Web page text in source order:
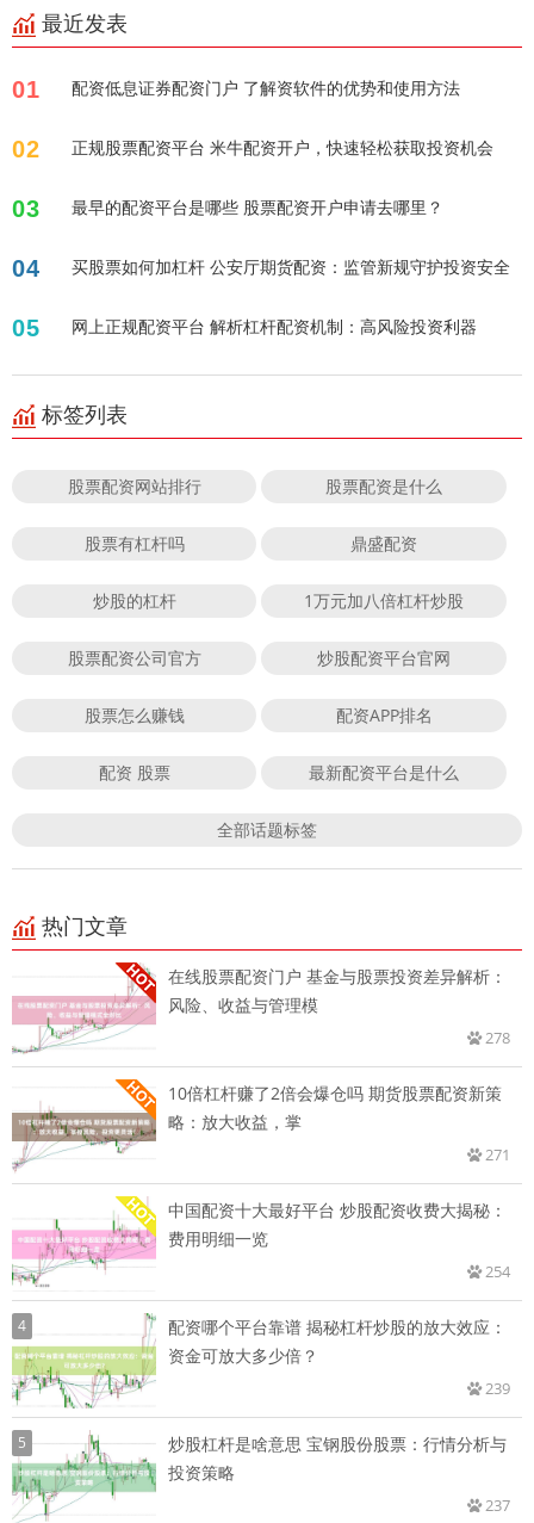
最近发表
01 配资低息证券配资门户 了解资软件的优势和使用方法
02 正规股票配资平台 米牛配资开户，快速轻松获取投资机会
03 最早的配资平台是哪些 股票配资开户申请去哪里？
04 买股票如何加杠杆 公安厅期货配资：监管新规守护投资安全
05 网上正规配资平台 解析杠杆配资机制：高风险投资利器
标签列表
股票配资网站排行 股票配资是什么
股票有杠杆吗 鼎盛配资
炒股的杠杆 1万元加八倍杠杆炒股
股票配资公司官方 炒股配资平台官网
股票怎么赚钱 配资APP排名
配资 股票 最新配资平台是什么
全部话题标签
热门文章
在线股票配资门户 基金与股票投资差异解析：
风险、收益与管理模
278
10倍杠杆赚了2倍会爆仓吗 期货股票配资新策
略：放大收益，掌
271
中国配资十大最好平台 炒股配资收费大揭秘：
费用明细一览
254
4
配资哪个平台靠谱 揭秘杠杆炒股的放大效应：
资金可放大多少倍？
239
5
炒股杠杆是啥意思 宝钢股份股票：行情分析与
投资策略
237